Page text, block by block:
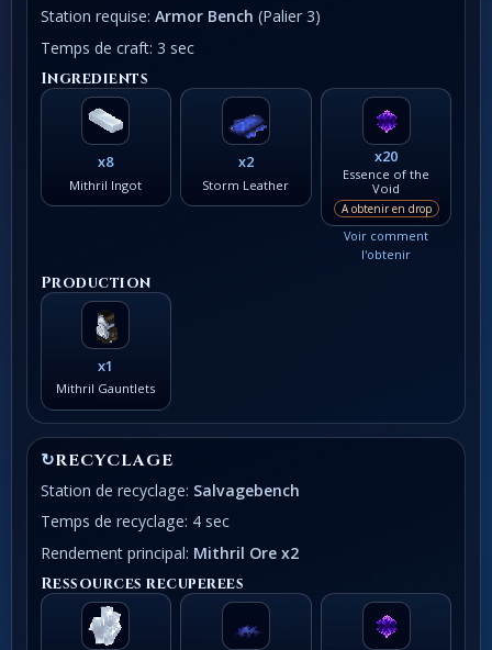
Station requise: Armor Bench (Palier 3)
Temps de craft: 3 sec
Ingredients
x8
Mithril Ingot
x2
Storm Leather
x20
Essence of the
Void
A obtenir en drop
Voir comment
l'obtenir
Production
x1
Mithril Gauntlets
↻RECYCLAGE
Station de recyclage: Salvagebench
Temps de recyclage: 4 sec
Rendement principal: Mithril Ore x2
Ressources recuperees